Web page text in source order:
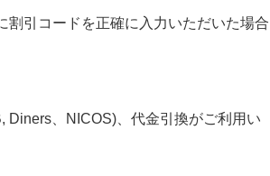
引コードを正確に入力いただいた場合
Diners、NICOS)、代金引換がご利用い